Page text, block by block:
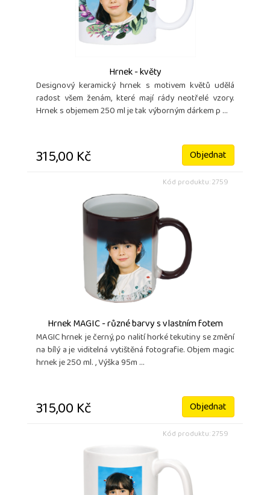
Hrnek - květy
Designový keramický hrnek s motivem květů udělá
radost všem ženám, které mají rády neotřelé vzory.
Hrnek s objemem 250 ml je tak výborným dárkem p ...
315,00 Kč Objednat
Kód produktu: 2759
Hrnek MAGIC - různé barvy s vlastním fotem
MAGIC hrnek je černý, po nalití horké tekutiny se změní
na bílý a je viditelná vytištěná fotografie. Objem magic
hrnek je 250 ml. , Výška 95m ...
315,00 Kč Objednat
Kód produktu: 2759